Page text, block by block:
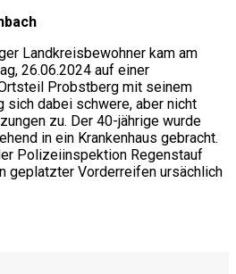
Landkreisbewohner kam am
26.06.2024 auf einer
Probstberg mit seinem
sich dabei schwere, aber nicht
zu. Der 40-jährige wurde
in ein Krankenhaus gebracht.
Polizeiinspektion Regenstauf
geplatzter Vorderreifen ursächlich